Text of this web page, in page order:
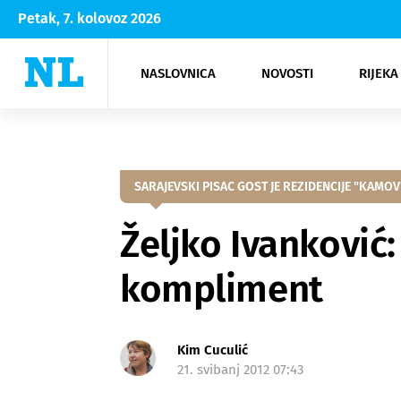
Petak, 7. kolovoz 2026
NASLOVNICA NOVOSTI
Rijeka Opatija
NK
Moda
Kultura
SARAJEVSKI PISAC GOST JE REZIDENCIJE
Željko
kompliment
Kim Cuculić
21. svibanj 2012 07:43